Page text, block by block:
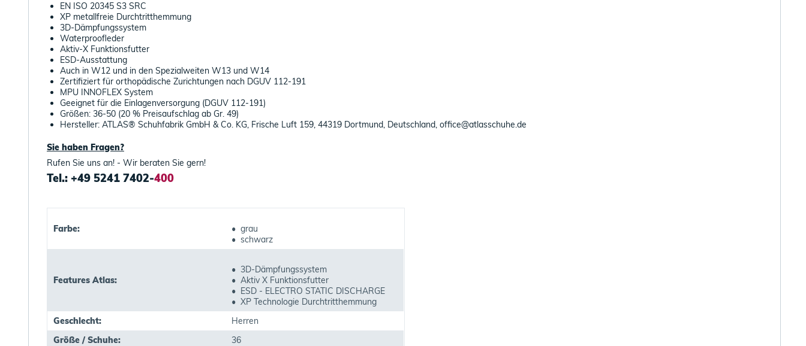
EN ISO 20345 S3 SRC
XP metallfreie Durchtritthemmung
3D-Dämpfungssystem
Waterproofleder
Aktiv-X Funktionsfutter
ESD-Ausstattung
Auch in W12 und in den Spezialweiten W13 und W14
Zertifiziert für orthopädische Zurichtungen nach DGUV 112-191
MPU INNOFLEX System
Geeignet für die Einlagenversorgung (DGUV 112-191)
Größen: 36-50 (20 % Preisaufschlag ab Gr. 49)
Hersteller: ATLAS® Schuhfabrik GmbH & Co. KG, Frische Luft 159, 44319 Dortmund, Deutschland, office@atlasschuhe.de
Sie haben Fragen?
Rufen Sie uns an! - Wir beraten Sie gern!
Tel.: +49 5241 7402-400
Farbe:
• grau
• schwarz
Features Atlas:
• 3D-Dämpfungssystem
• Aktiv X Funktionsfutter
• ESD - ELECTRO STATIC DISCHARGE
• XP Technologie Durchtritthemmung
Geschlecht:
Herren
Größe / Schuhe:
36